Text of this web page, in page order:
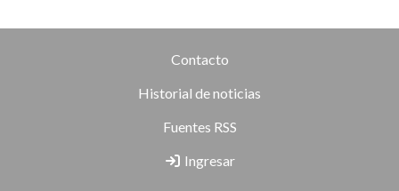
Contacto
Historial de noticias
Fuentes RSS
Ingresar